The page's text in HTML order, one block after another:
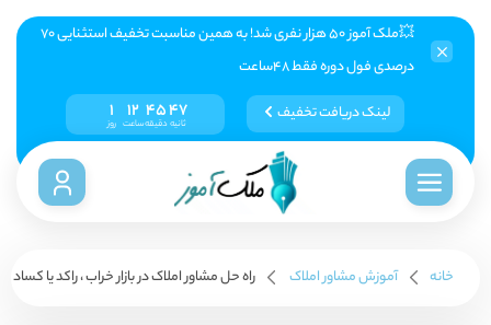
💥ملک آموز ۵۰ هزار نفری شد! به همین مناسبت تخفیف استثنایی ۷۰
درصدی فول دوره فقط ۴۸ساعت
لینک دریافت تخفیف
1
روز 12
ساعت45
دقیقه46
ثانیه
خانه آموزش مشاور املاک راه حل مشاور املاک در بازار خراب ، راکد یا